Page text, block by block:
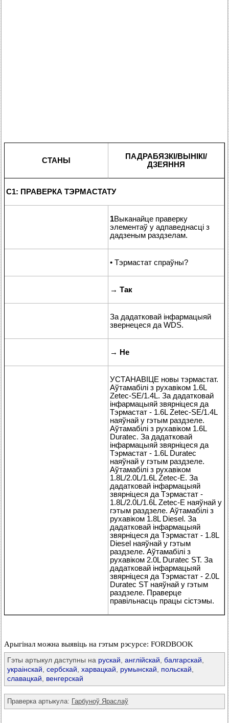
СТАНЫ
ПАДРАБЯЗКІ/ВЫНІКІ/
ДЗЕЯННЯ
C1: ПРАВЕРКА ТЭРМАСТАТУ
1Выканайце праверку
элементаў у адпаведнасці з
дадзеным раздзелам.
• Тэрмастат спраўны?
→ Так
За дадатковай інфармацыяй
звернецеся да WDS.
→ Не
УСТАНАВІЦЕ новы тэрмастат.
Аўтамабілі з рухавіком 1.6L
Zetec-SE/1.4L. За дадатковай
інфармацыяй звярніцеся да
Тэрмастат - 1.6L Zetec-SE/1.4L
наяўнай у гэтым раздзеле.
Аўтамабілі з рухавіком 1.6L
Duratec. За дадатковай
інфармацыяй звярніцеся да
Тэрмастат - 1.6L Duratec
наяўнай у гэтым раздзеле.
Аўтамабілі з рухавіком
1.8L/2.0L/1.6L Zetec-E. За
дадатковай інфармацыяй
звярніцеся да Тэрмастат -
1.8L/2.0L/1.6L Zetec-E наяўнай у
гэтым раздзеле. Аўтамабілі з
рухавіком 1.8L Diesel. За
дадатковай інфармацыяй
звярніцеся да Тэрмастат - 1.8L
Diesel наяўнай у гэтым
раздзеле. Аўтамабілі з
рухавіком 2.0L Duratec ST. За
дадатковай інфармацыяй
звярніцеся да Тэрмастат - 2.0L
Duratec ST наяўнай у гэтым
раздзеле. Праверце
правільнасць працы сістэмы.
Арыгінал можна выявіць на гэтым рэсурсе: FORDBOOK
Гэты артыкул даступны на рускай англійскай балгарскай
украінскай сербскай харвацкай румынскай польскай
славацкай
венгерскай
Праверка артыкула: Гарбуноў Яраслаў